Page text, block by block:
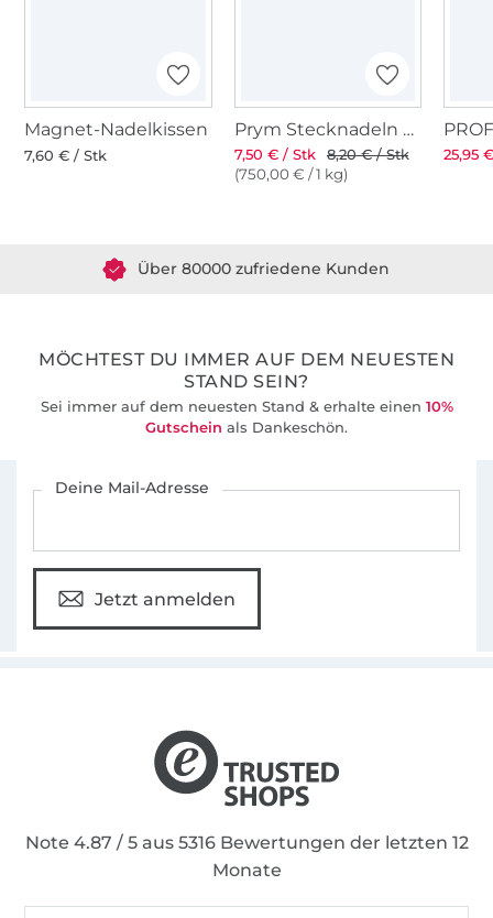
Nähanfängerinnen kommen damit gut klar.
Probleme, darfst du mich gerne anschreiben.
In meiner Facebook-Gruppe "Nähen mit
Küstenschnitt" findest Du Gleichgesinnte, mit
Magnet-Nadelkissen
7,60 € / Stk
Prym Stecknadeln mit Griff
7,50 € / Stk
8,20 € / Stk
(750,00 € / 1 kg)
25,95
MÖCHTEST DU IMMER AUF DEM NEUESTEN
STAND SEIN?
Sei immer auf dem neuesten Stand & erhalte einen 10%
Gutschein als Dankeschön.
Deine Mail-Adresse
Jetzt anmelden
Note 4.87 / 5 aus 5316 Bewertungen der letzten 12
Monate